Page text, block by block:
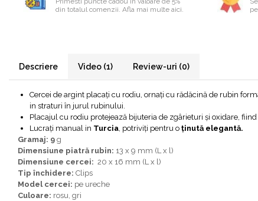
Bijuterii onix
Bijuterii perle
Bijuterii piatra soarelui
Bijuterii rodocrozit
Bijuterii rubin
Bijuterii safir
Bijuterii sidef si abalone
Bijuterii smarald
din totalul comenzii. Afla mai multe aici.
Descriere Video (1) Review-uri (0)
Cercei de argint placați cu rodiu, ornați cu rădăcină de rubin
in straturi în jurul rubinului.
Placajul cu rodiu protejează bijuteria de zgârieturi și oxidare,
Lucrați manual in Turcia , potriviți pentru o ținută elegantă.
Gramaj: 9 g
Dimensiune piatră rubin: 13 x 9 mm (L x l)
Dimensiune cercei: 20 x 16 mm (L x l)
Tip închidere: Clips
Model cercei: pe ureche
Culoare: rosu, gri